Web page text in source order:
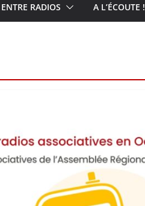
ENTRE RADIOS A L’ÉCOUTE !